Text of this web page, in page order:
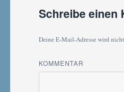
Schreibe einen
Deine E-Mail-Adresse wird
KOMMENTAR